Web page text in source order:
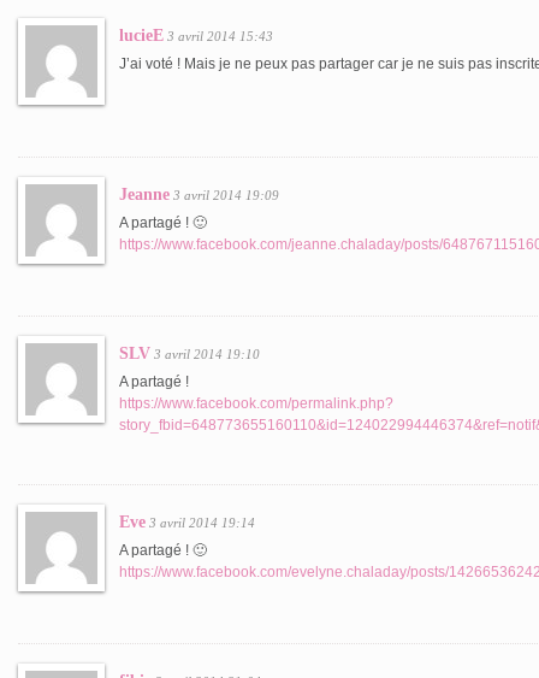
lucieE 3 avril 2014 15:43
J’ai voté ! Mais je ne peux pas partager car je ne suis pas
Jeanne 3 avril 2014 19:09
A partagé ! 🙂
https://www.facebook.com/jeanne.chaladay/posts/
SLV 3 avril 2014 19:10
A partagé !
https://www.facebook.com/permalink.php?
Eve 3 avril 2014 19:14
A partagé ! 🙂
https://www.facebook.com/evelyne.chaladay/posts/